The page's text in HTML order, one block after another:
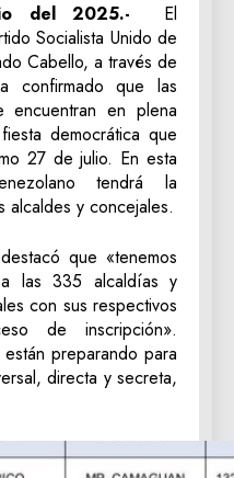
del 2025.- El
Socialista Unido de
Cabello, a través de
confirmado que las
encuentran en plena
democrática que
27 de julio. En esta
tendrá la
alcaldes y concejales.
que «tenemos
las 335 alcaldías y
con sus respectivos
de inscripción».
preparando para
directa y secreta,